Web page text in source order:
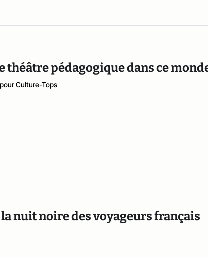
théâtre pédagogique dans ce
Culture-Tops
nuit noire des voyageurs français